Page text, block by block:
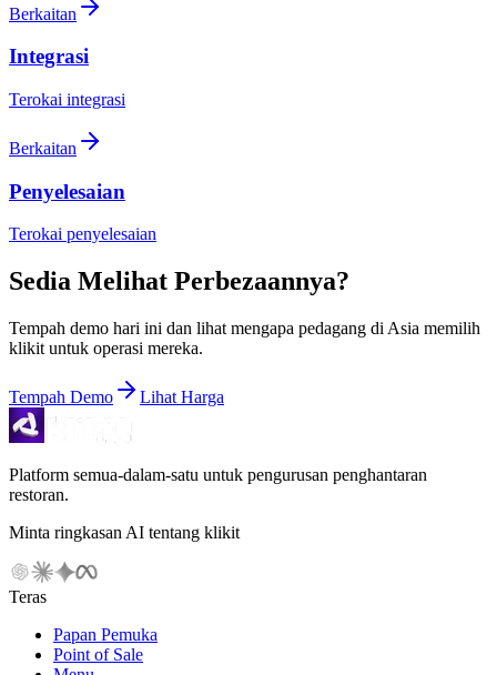
Berkaitan
Integrasi
Terokai integrasi
Berkaitan
Penyelesaian
Terokai penyelesaian
Sedia Melihat Perbezaannya?
Tempah demo hari ini dan lihat mengapa pedagang di Asia memilih
klikit untuk operasi mereka.
Tempah Demo Lihat Harga
Platform semua-dalam-satu untuk pengurusan penghantaran
restoran.
Minta ringkasan AI tentang klikit
Teras
Papan Pemuka
Point of Sale